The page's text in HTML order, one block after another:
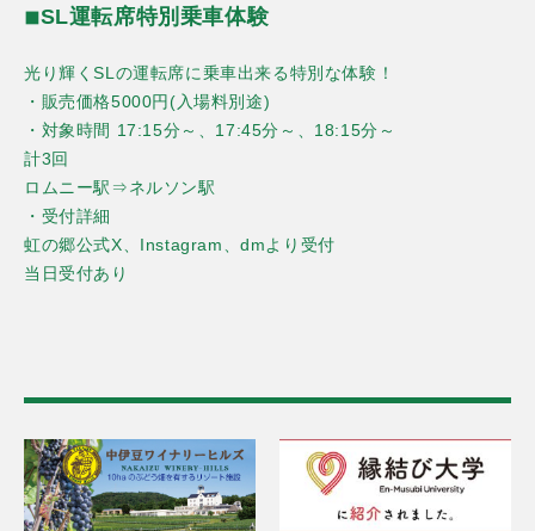
◾︎SL運転席特別乗車体験
光り輝くSLの運転席に乗車出来る特別な体験！
・販売価格5000円(入場料別途)
・対象時間 17:15分～、17:45分～、18:15分～
計3回
ロムニー駅⇒ネルソン駅
・受付詳細
虹の郷公式X、Instagram、dmより受付
当日受付あり